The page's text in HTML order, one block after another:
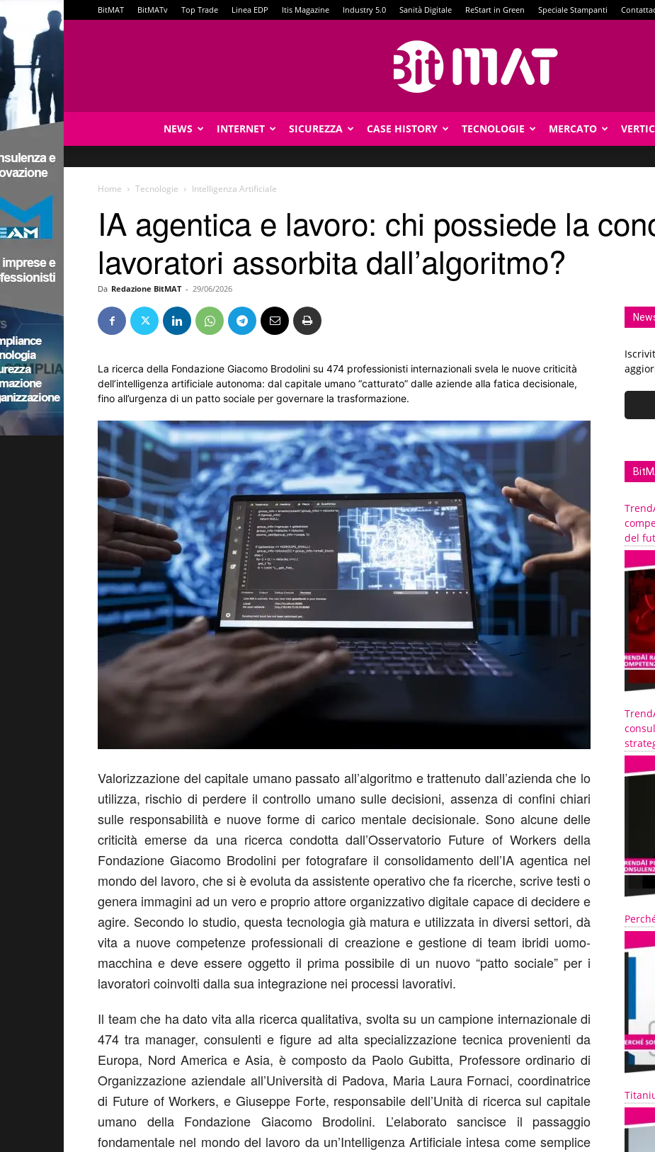
BitMAT BitMATv Top Trade Linea EDP Itis Magazine Industry 5.0 Sanità Digitale ReStart in Green Speciale Stampanti
NEWS INTERNET SICUREZZA CASE HISTORY TECNOLOGIE MERCATO
Home Tecnologie Intelligenza Artificiale
IA agentica e lavoro: chi possiede la
lavoratori assorbita dall’algoritmo?
Da Redazione BitMAT - 29/06/2026
La ricerca della Fondazione Giacomo Brodolini su 474 professionisti internazionali svela le nuove criticità
dell’intelligenza artificiale autonoma: dal capitale umano “catturato” dalle aziende alla fatica decisionale,
fino all’urgenza di un patto sociale per governare la trasformazione.
Valorizzazione del capitale umano passato all’algoritmo e trattenuto dall’azienda che lo
utilizza, rischio di perdere il controllo umano sulle decisioni, assenza di confini chiari
sulle responsabilità e nuove forme di carico mentaledecisionale. Sono alcune delle
criticità emerse da una ricerca condotta dall’Osservatorio Future of Workers della
Fondazione Giacomo Brodolini per fotografare il consolidamento dell’IA agentica nel
mondo del lavoro, che si è evolutadaassistenteoperativo che fa ricerche, scrive testi o
genera immagini ad un vero e proprioattore organizzativodigitale capace di decideree
agire. Secondo lo studio, questatecnologia già matura e utilizzata in diversi settori, dà
vita a nuove competenze professionali di creazione e gestione di team ibridi uomo-
macchina e deve essere oggetto il prima possibile di un nuovo “patto sociale” per i
lavoratori coinvolti dalla sua integrazione nei processi lavorativi.
Il team che ha dato vita alla ricercaqualitativa, svoltasu un campione internazionale di
474tra manager, consulenti e figure ad alta specializzazionetecnica provenienti da
Europa, Nord America e Asia, è composto da Paolo Gubitta, Professore ordinario di
Organizzazione aziendale all’Università di Padova, Maria Laura Fornaci, coordinatrice
di Future of Workers, e Giuseppe Forte, responsabile dell’Unità di ricerca sul capitale
umano della Fondazione Giacomo Brodolini. L’elaborato sancisce il passaggio
fondamentale nel mondo del lavoro da un’Intelligenza Artificiale intesa come semplice
del